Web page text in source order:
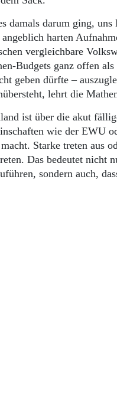
damals darum ging,
harten
vergleichbare
Budgets ganz offen
geben dürfte –
lehrt die
ist über die akut
wie der EWU
Starke treten aus
Das bedeutet nicht
sondern auch,